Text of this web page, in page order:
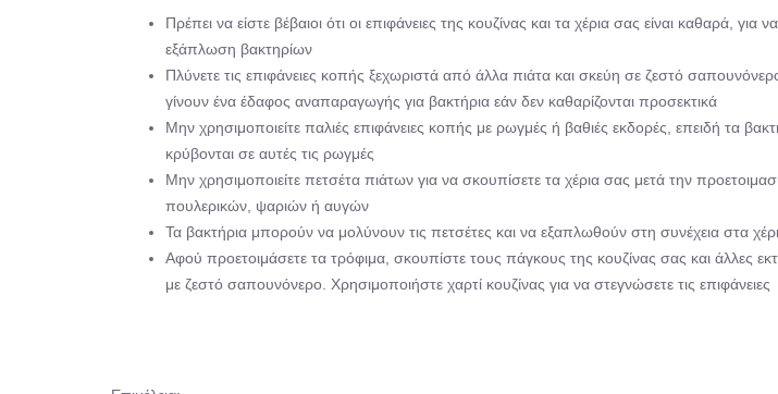
Πρέπει να είστε βέβαιοι ότι οι επιφάνειες της κουζίνας και τα χέρια σας είναι καθαρά, για
εξάπλωση βακτηρίων
Πλύνετε τις επιφάνειες κοπής ξεχωριστά από άλλα πιάτα και σκεύη σε ζεστό
γίνουν ένα έδαφος αναπαραγωγής για βακτήρια εάν δεν καθαρίζονται προσεκτικά
Μην χρησιμοποιείτε παλιές επιφάνειες κοπής με ρωγμές ή βαθιές εκδορές, επειδή τα
κρύβονται σε αυτές τις ρωγμές
Μην χρησιμοποιείτε πετσέτα πιάτων για να σκουπίσετε τα χέρια σας μετά την
πουλερικών, ψαριών ή αυγών
Τα βακτήρια μπορούν να μολύνουν τις πετσέτες και να εξαπλωθούν στη συνέχεια στα
Αφού προετοιμάσετε τα τρόφιμα, σκουπίστε τους πάγκους της κουζίνας σας και άλλες
με ζεστό σαπουνόνερο. Χρησιμοποιήστε χαρτί κουζίνας για να στεγνώσετε τις επιφάνειες